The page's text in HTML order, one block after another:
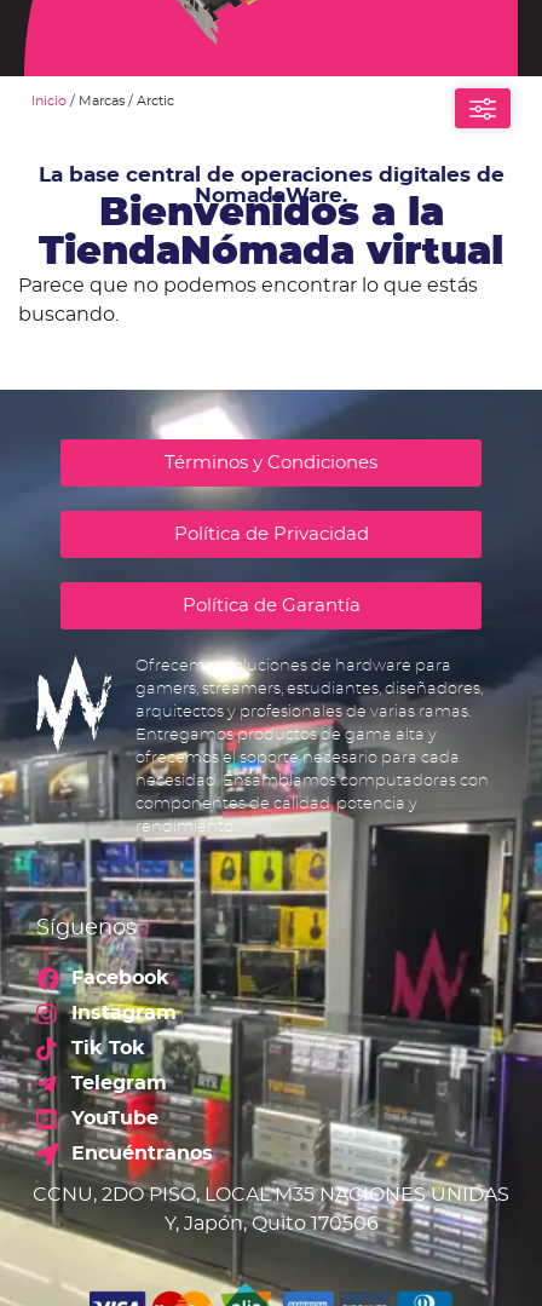
Inicio / Marcas / Arctic
La base central de operaciones digitales de
NomadaWare.
Bienvenidos a la
TiendaNómada virtual
Parece que no podemos encontrar lo que estás
buscando.
Términos y Condiciones
Política de Privacidad
Política de Garantía
Ofrecemos soluciones de hardware para
gamers, streamers, estudiantes, diseñadores,
arquitectos y profesionales de varias ramas.
Entregamos productos de gama alta y
ofrecemos el soporte necesario para cada
necesidad. Ensamblamos computadoras con
componentes de calidad, potencia y
rendimiento.
Síguenos
Facebook
Instagram
Tik Tok
Telegram
YouTube
Encuéntranos
CCNU, 2DO PISO, LOCAL M35 NACIONES UNIDAS
Y, Japón, Quito 170506